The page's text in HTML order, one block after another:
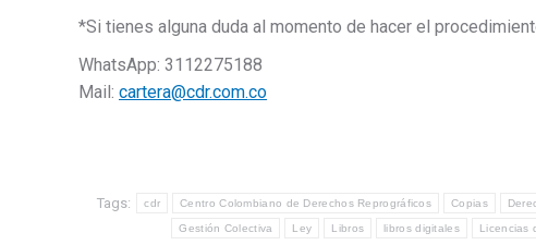
*Si tienes alguna duda al momento de hacer el
WhatsApp: 3112275188
Mail: cartera@cdr.com.co
Tags: cdr Centro Colombiano de Derechos Reprográficos Copias
Gestión Colectiva Ley Libros libros digitales Licencias